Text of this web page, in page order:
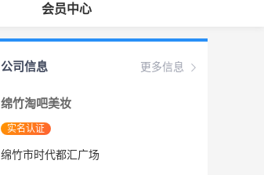
会员中心
更多信息
公司信息
绵竹淘吧美妆
实名认证
绵竹市时代都汇广场